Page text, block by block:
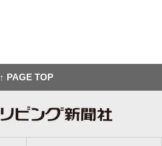
↑ PAGE TOP